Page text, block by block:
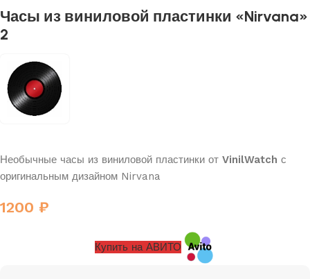
Часы из виниловой пластинки «Nirvana»
2
Необычные часы из виниловой пластинки от VinilWatch с
оригинальным дизайном Nirvana
1200 ₽
Купить на АВИТО